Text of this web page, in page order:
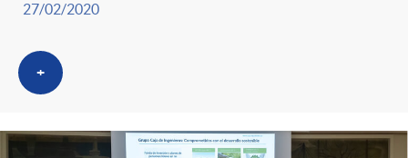
27/02/2020
+